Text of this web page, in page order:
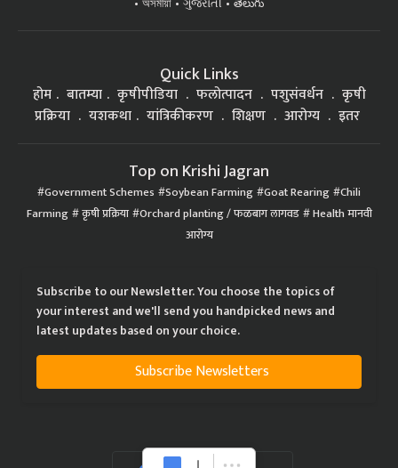
অসমীয়া
ગુજરાતી తెలుగు
Quick Links
होम बातम्या कृषीपीडिया फलोत्पादन पशुसंवर्धन
कृषी
प्रक्रिया
यशकथा यांत्रिकीकरण शिक्षण आरोग्य इतर
Top on Krishi Jagran
Government Schemes Soybean Farming Goat Rearing Chili
Farming कृषी प्रक्रिया Orchard planting / फळबाग लागवड Health मानवी
आरोग्य
Subscribe to our Newsletter. You choose the topics of
your interest and we'll send you handpicked news and
latest updates based on your choice.
Subscribe Newsletters